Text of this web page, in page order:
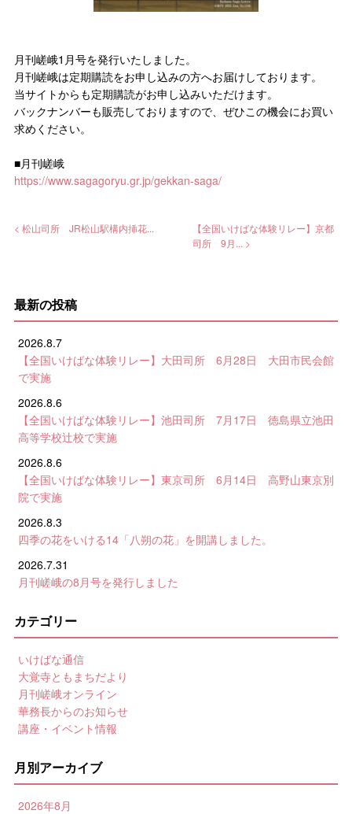
月刊嵯峨1月号を発行いたしました。
月刊嵯峨は定期購読をお申し込みの方へお届けしております。
当サイトからも定期購読がお申し込みいただけます。
バックナンバーも販売しておりますので、ぜひこの機会にお買い
求めください。
■月刊嵯峨
https://www.sagagoryu.gr.jp/gekkan-saga/
< 松山司所 JR松山駅構内挿花...
【全国いけばな体験リレー】京都
司所 9月... >
最新の投稿
2026.8.7
【全国いけばな体験リレー】大田司所 6月28日 大田市民会館
で実施
2026.8.6
【全国いけばな体験リレー】池田司所 7月17日 徳島県立池田
高等学校辻校で実施
2026.8.6
【全国いけばな体験リレー】東京司所 6月14日 高野山東京別
院で実施
2026.8.3
四季の花をいける14「八朔の花」を開講しました。
2026.7.31
月刊嵯峨の8月号を発行しました
カテゴリー
いけばな通信
大覚寺ともまちだより
月刊嵯峨オンライン
華務長からのお知らせ
講座・イベント情報
月別アーカイブ
2026年8月